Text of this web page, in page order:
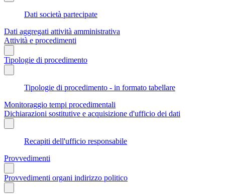
Dati società partecipate
Dati aggregati attività amministrativa
Attività e procedimenti
Tipologie di procedimento
Tipologie di procedimento - in formato tabellare
Monitoraggio tempi procedimentali
Dichiarazioni sostitutive e acquisizione d'ufficio dei dati
Recapiti dell'ufficio responsabile
Provvedimenti
Provvedimenti organi indirizzo politico